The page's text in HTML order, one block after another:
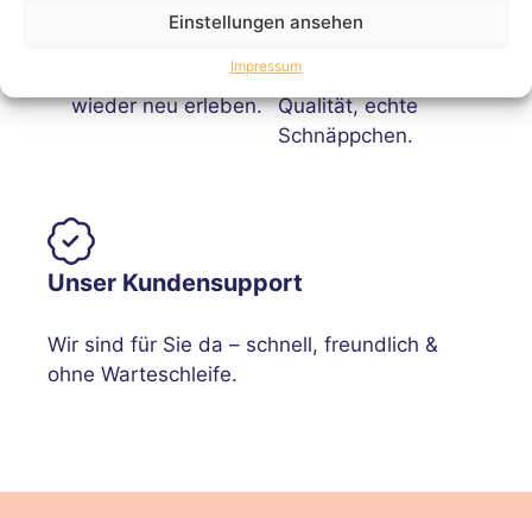
Einstellungen ansehen
Impressum
und Sparen - immer
wieder neu erleben.
easy – geprüfte
Qualität, echte
Schnäppchen.
Unser Kundensupport
Wir sind für Sie da – schnell, freundlich &
ohne Warteschleife.